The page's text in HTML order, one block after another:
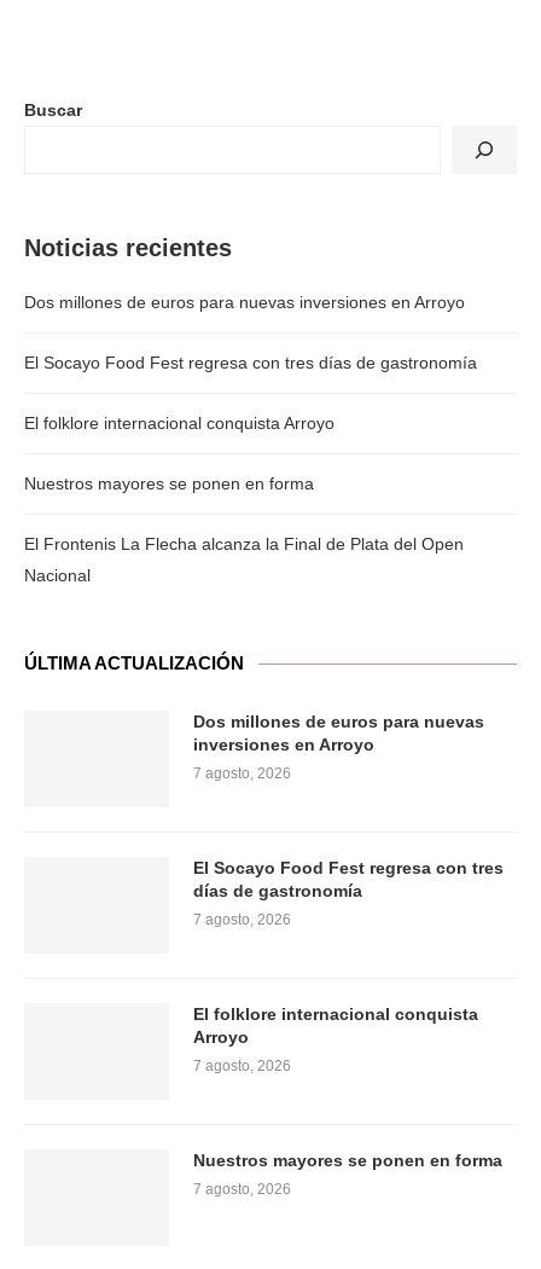
Buscar
Noticias recientes
Dos millones de euros para nuevas inversiones en Arroyo
El Socayo Food Fest regresa con tres días de gastronomía
El folklore internacional conquista Arroyo
Nuestros mayores se ponen en forma
El Frontenis La Flecha alcanza la Final de Plata del Open
Nacional
ÚLTIMA ACTUALIZACIÓN
Dos millones de euros para nuevas
inversiones en Arroyo
7 agosto, 2026
El Socayo Food Fest regresa con tres
días de gastronomía
7 agosto, 2026
El folklore internacional conquista
Arroyo
7 agosto, 2026
Nuestros mayores se ponen en forma
7 agosto, 2026